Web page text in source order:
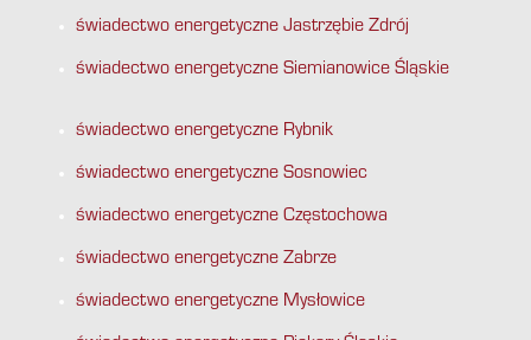
świadectwo energetyczne Jastrzębie Zdrój
świadectwo energetyczne Siemianowice Śląskie
świadectwo energetyczne Rybnik
świadectwo energetyczne Sosnowiec
świadectwo energetyczne Częstochowa
świadectwo energetyczne Zabrze
świadectwo energetyczne Mysłowice